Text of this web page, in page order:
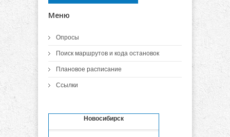
Меню
Опросы
Поиск маршрутов и кода остановок
Плановое расписание
Ссылки
Новосибирск